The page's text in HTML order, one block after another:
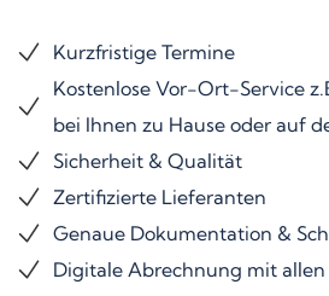
Kurzfristige Termine
Kostenlose Vor-Ort-Service
bei Ihnen zu Hause oder auf
Sicherheit & Qualität
Zertifizierte Lieferanten
Genaue Dokumentation &
Digitale Abrechnung mit